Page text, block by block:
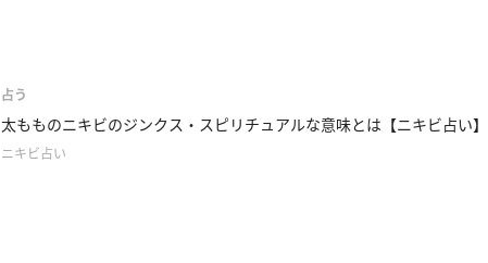
占う
太もものニキビのジンクス・スピリチュアルな意味とは【ニキビ占い】
ニキビ占い